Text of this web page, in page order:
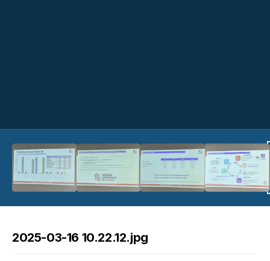
2025-03-16 10.22.12.jpg